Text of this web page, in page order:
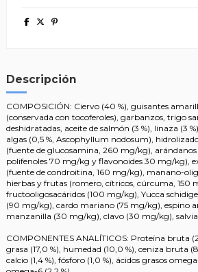
Descripción
COMPOSICIÓN: Ciervo (40 %), guisantes
(conservada con tocoferoles), garbanzos, trigo
deshidratadas, aceite de salmón (3 %), linaza (3
algas (0,5 %, Ascophyllum nodosum),
(fuente de glucosamina, 260 mg/kg),
polifenoles 70 mg/kg y flavonoides 30 mg/kg),
(fuente de condroitina, 160 mg/kg), manano-
hierbas y frutas (romero, cítricos, cúrcuma, 150
fructooligosacáridos (100 mg/kg), Yucca
(90 mg/kg), cardo mariano (75 mg/kg), espino
manzanilla (30 mg/kg), clavo (30 mg/kg), salvia
COMPONENTES ANALÍTICOS: Proteína bruta
grasa (17,0 %), humedad (10,0 %), ceniza bruta
calcio (1,4 %), fósforo (1,0 %), ácidos grasos